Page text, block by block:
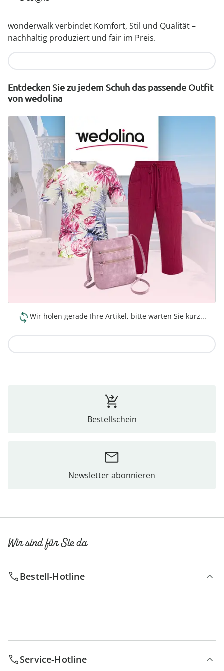
wonderwalk verbindet Komfort, Stil und Qualität –
nachhaltig produziert und fair im Preis.
Entdecken Sie zu jedem Schuh das passende Outfit
von wedolina
Wir holen gerade Ihre Artikel, bitte warten Sie kurz...
Bestellschein
Newsletter abonnieren
Wir sind für Sie da
Bestell-Hotline
Service-Hotline